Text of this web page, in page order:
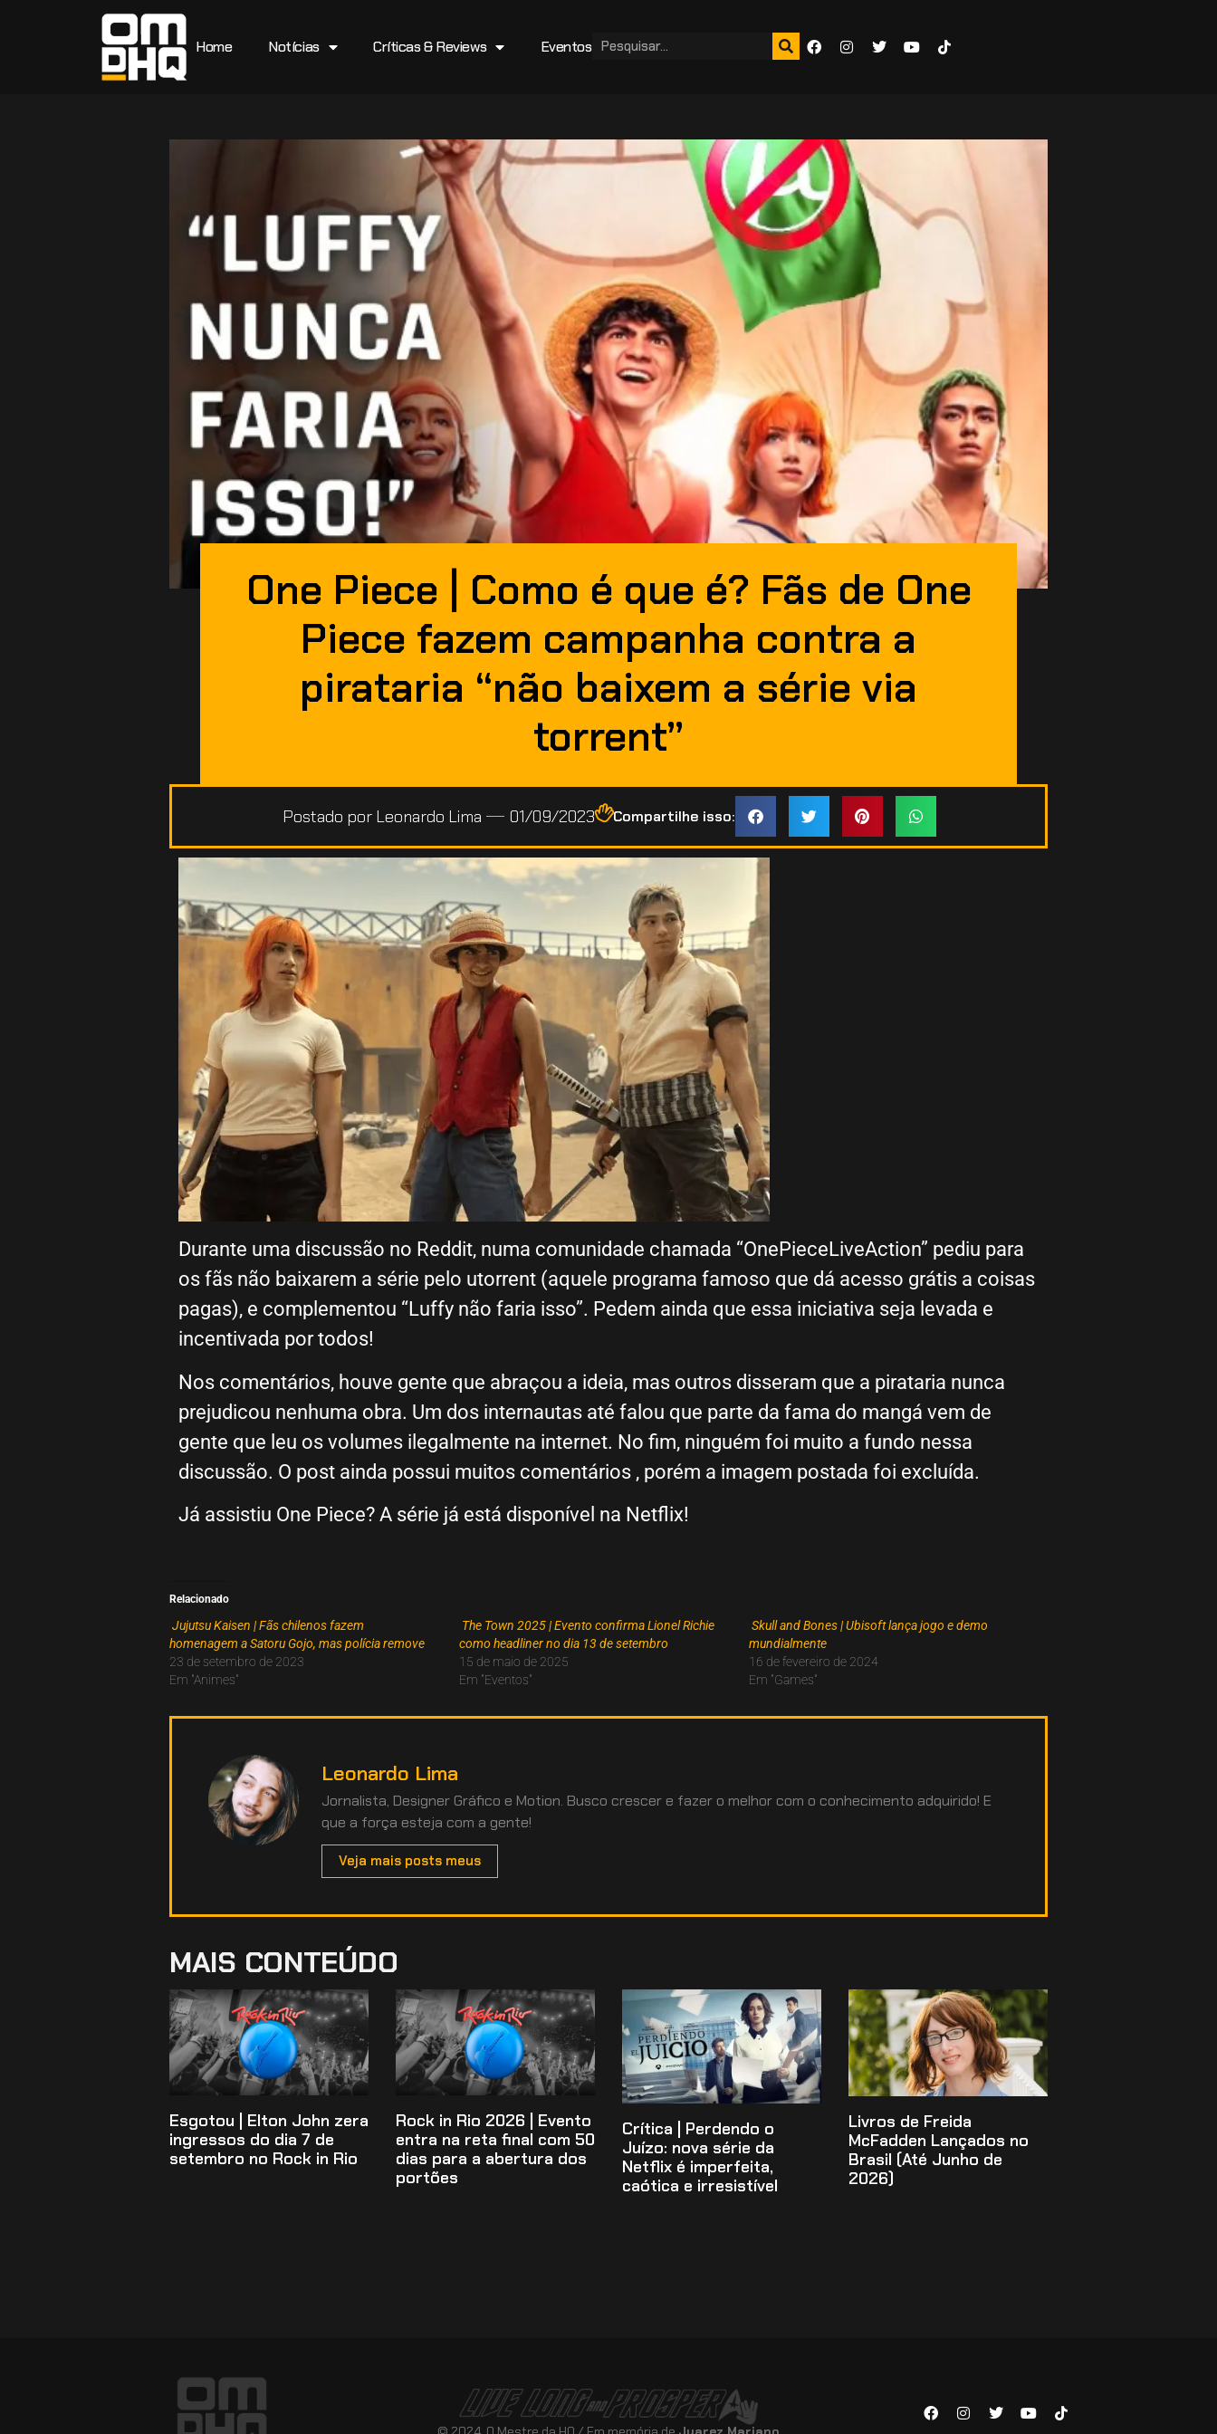
Home Notícias Críticas & Reviews Eventos
One Piece | Como é que é? Fãs de One
Piece fazem campanha contra a
pirataria “não baixem a série via
torrent”
Postado porLeonardo Lima 01/09/2023 Compartilhe isso:
Durante uma discussão no Reddit, numa comunidade chamada “OnePieceLiveAction” pediu para
os fãs não baixarem a série pelo utorrent (aquele programa famoso que dá acesso grátis a coisas
pagas), e complementou “Luffy não faria isso”. Pedem ainda que essa iniciativa seja levada e
incentivada por todos!
Nos comentários, houve gente que abraçou a ideia, mas outros disseram que a pirataria nunca
prejudicou nenhuma obra. Um dos internautas até falou que parte da fama do mangá vem de
gente que leu os volumes ilegalmente na internet. No fim, ninguém foi muito a fundo nessa
discussão. O post ainda possui muitos comentários , porém a imagem postada foi excluída.
Já assistiu One Piece? A série já está disponível na Netflix!
Relacionado
Jujutsu Kaisen | Fãs chilenos fazem
homenagem a Satoru Gojo, mas polícia remove
23 de setembro de 2023
Em "Animes"
The Town 2025 | Evento confirma Lionel Richie
como headliner no dia 13 de setembro
15 de maio de 2025
Em "Eventos"
Skull and Bones | Ubisoft lança jogo e demo
mundialmente
16 de fevereiro de 2024
Em "Games"
Leonardo Lima
Jornalista, Designer Gráfico e Motion. Busco crescer e fazer o melhor com o conhecimento adquirido! E
que a força esteja com a gente!
Veja mais posts meus
MAIS CONTEÚDO
Esgotou | Elton John zera
ingressos do dia 7 de
setembro no Rock in Rio
Rock in Rio 2026 | Evento
entra na reta final com 50
dias para a abertura dos
portões
Crítica | Perdendo o
Juízo: nova série da
Netflix é imperfeita,
caótica e irresistível
Livros de Freida
McFadden Lançados no
Brasil (Até Junho de
2026)